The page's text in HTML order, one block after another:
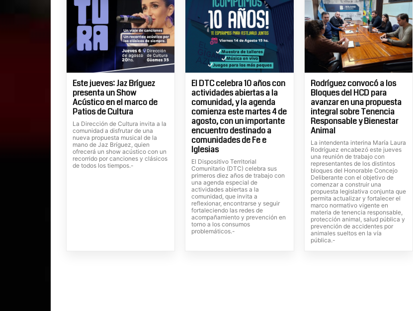
Este jueves: Jaz Bríguez
presenta un Show
Acústico en el marco de
Patios de Cultura
La Dirección de Cultura invita a la
comunidad a disfrutar de una
nueva propuesta musical de la
mano de Jaz Bríguez, quien
ofrecerá un show acústico con un
recorrido por canciones y clásicos
de todos los tiempos.-
El DTC celebra 10 años con
actividades abiertas a la
comunidad, y la agenda
comienza este martes 4 de
agosto, con un importante
encuentro destinado a
comunidades de Fe e
Iglesias
El Dispositivo Territorial
Comunitario (DTC) celebra sus
primeros diez años de trabajo con
una agenda especial de
actividades abiertas a la
comunidad, que invita a
reflexionar, encontrarse y seguir
fortaleciendo las redes de
acompañamiento y prevención en
torno a los consumos
problemáticos.-
Rodríguez convocó a los
Bloques del HCD para
avanzar en una propuesta
integral sobre Tenencia
Responsable y Bienestar
Animal
La intendenta interina María Laura
Rodríguez encabezó este jueves
una reunión de trabajo con
representantes de los distintos
bloques del Honorable Concejo
Deliberante con el objetivo de
comenzar a construir una
propuesta legislativa conjunta que
permita actualizar y fortalecer el
marco normativo vigente en
materia de tenencia responsable,
protección animal, salud pública y
prevención de accidentes por
animales sueltos en la vía
pública.-